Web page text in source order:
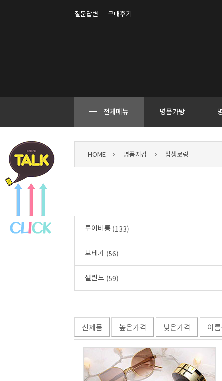
질문답변 구매후기
전체메뉴 명품가방
HOME 명품지갑 입생로랑
루이비통 (133)
보테가 (56)
셀린느 (59)
신제품 높은가격 낮은가격 이